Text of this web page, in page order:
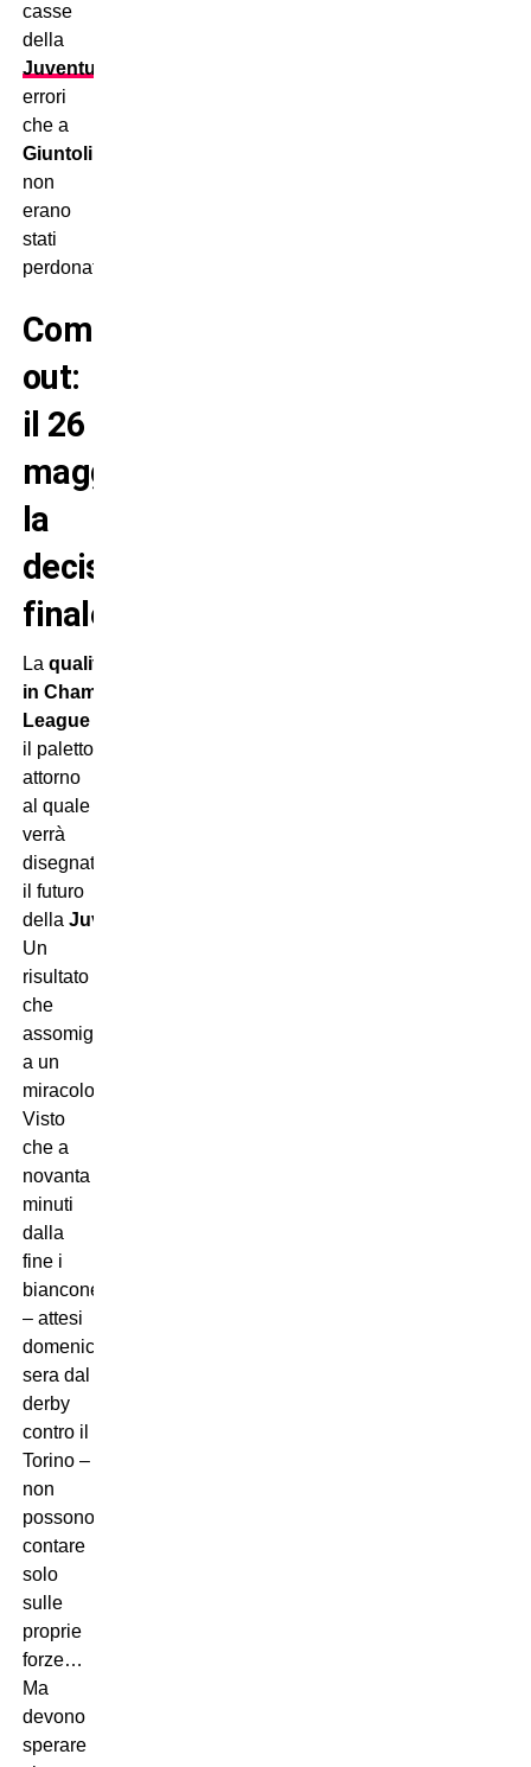
casse
della
Juventus
errori
che a
Giuntoli
non
erano
stati
perdonati!
Comolli
out:
il 26
maggio
la
decisione
finale?
La qualificazione
in Champions
Leagueè
il paletto
attorno
al quale
verrà
disegnato
il futuro
della Juventus
Un
risultato
che
assomiglierebbe
a un
miracolo…
Visto
che a
novanta
minuti
dalla
fine i
bianconeri
– attesi
domenica
sera dal
derby
contro il
Torino –
non
possono
contare
solo
sulle
proprie
forze…
Ma
devono
sperare